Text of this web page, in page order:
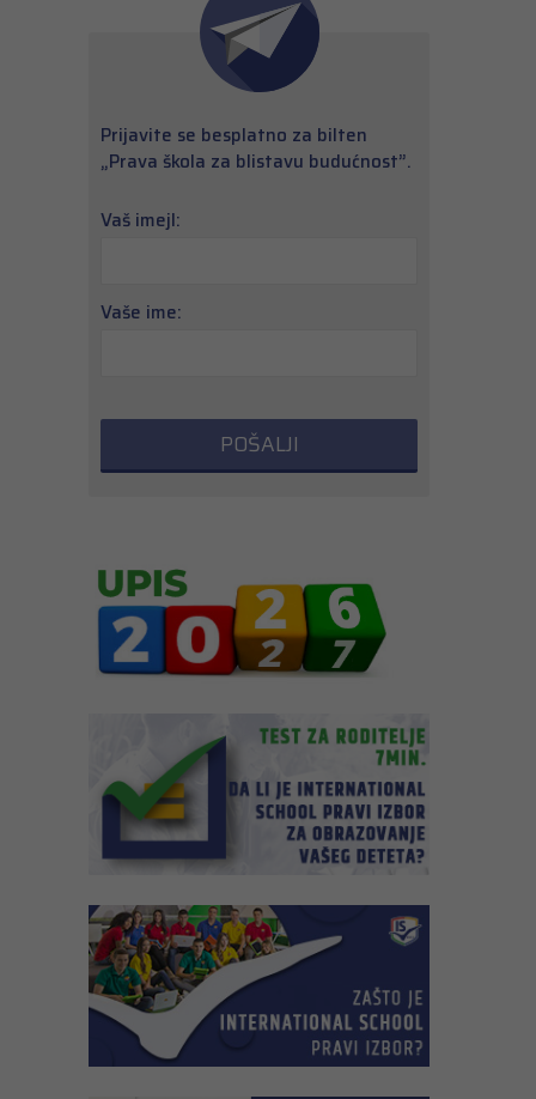
Prijavite se besplatno za bilten
„Prava škola za blistavu budućnost”.
Vaš imejl:
Vaše ime: